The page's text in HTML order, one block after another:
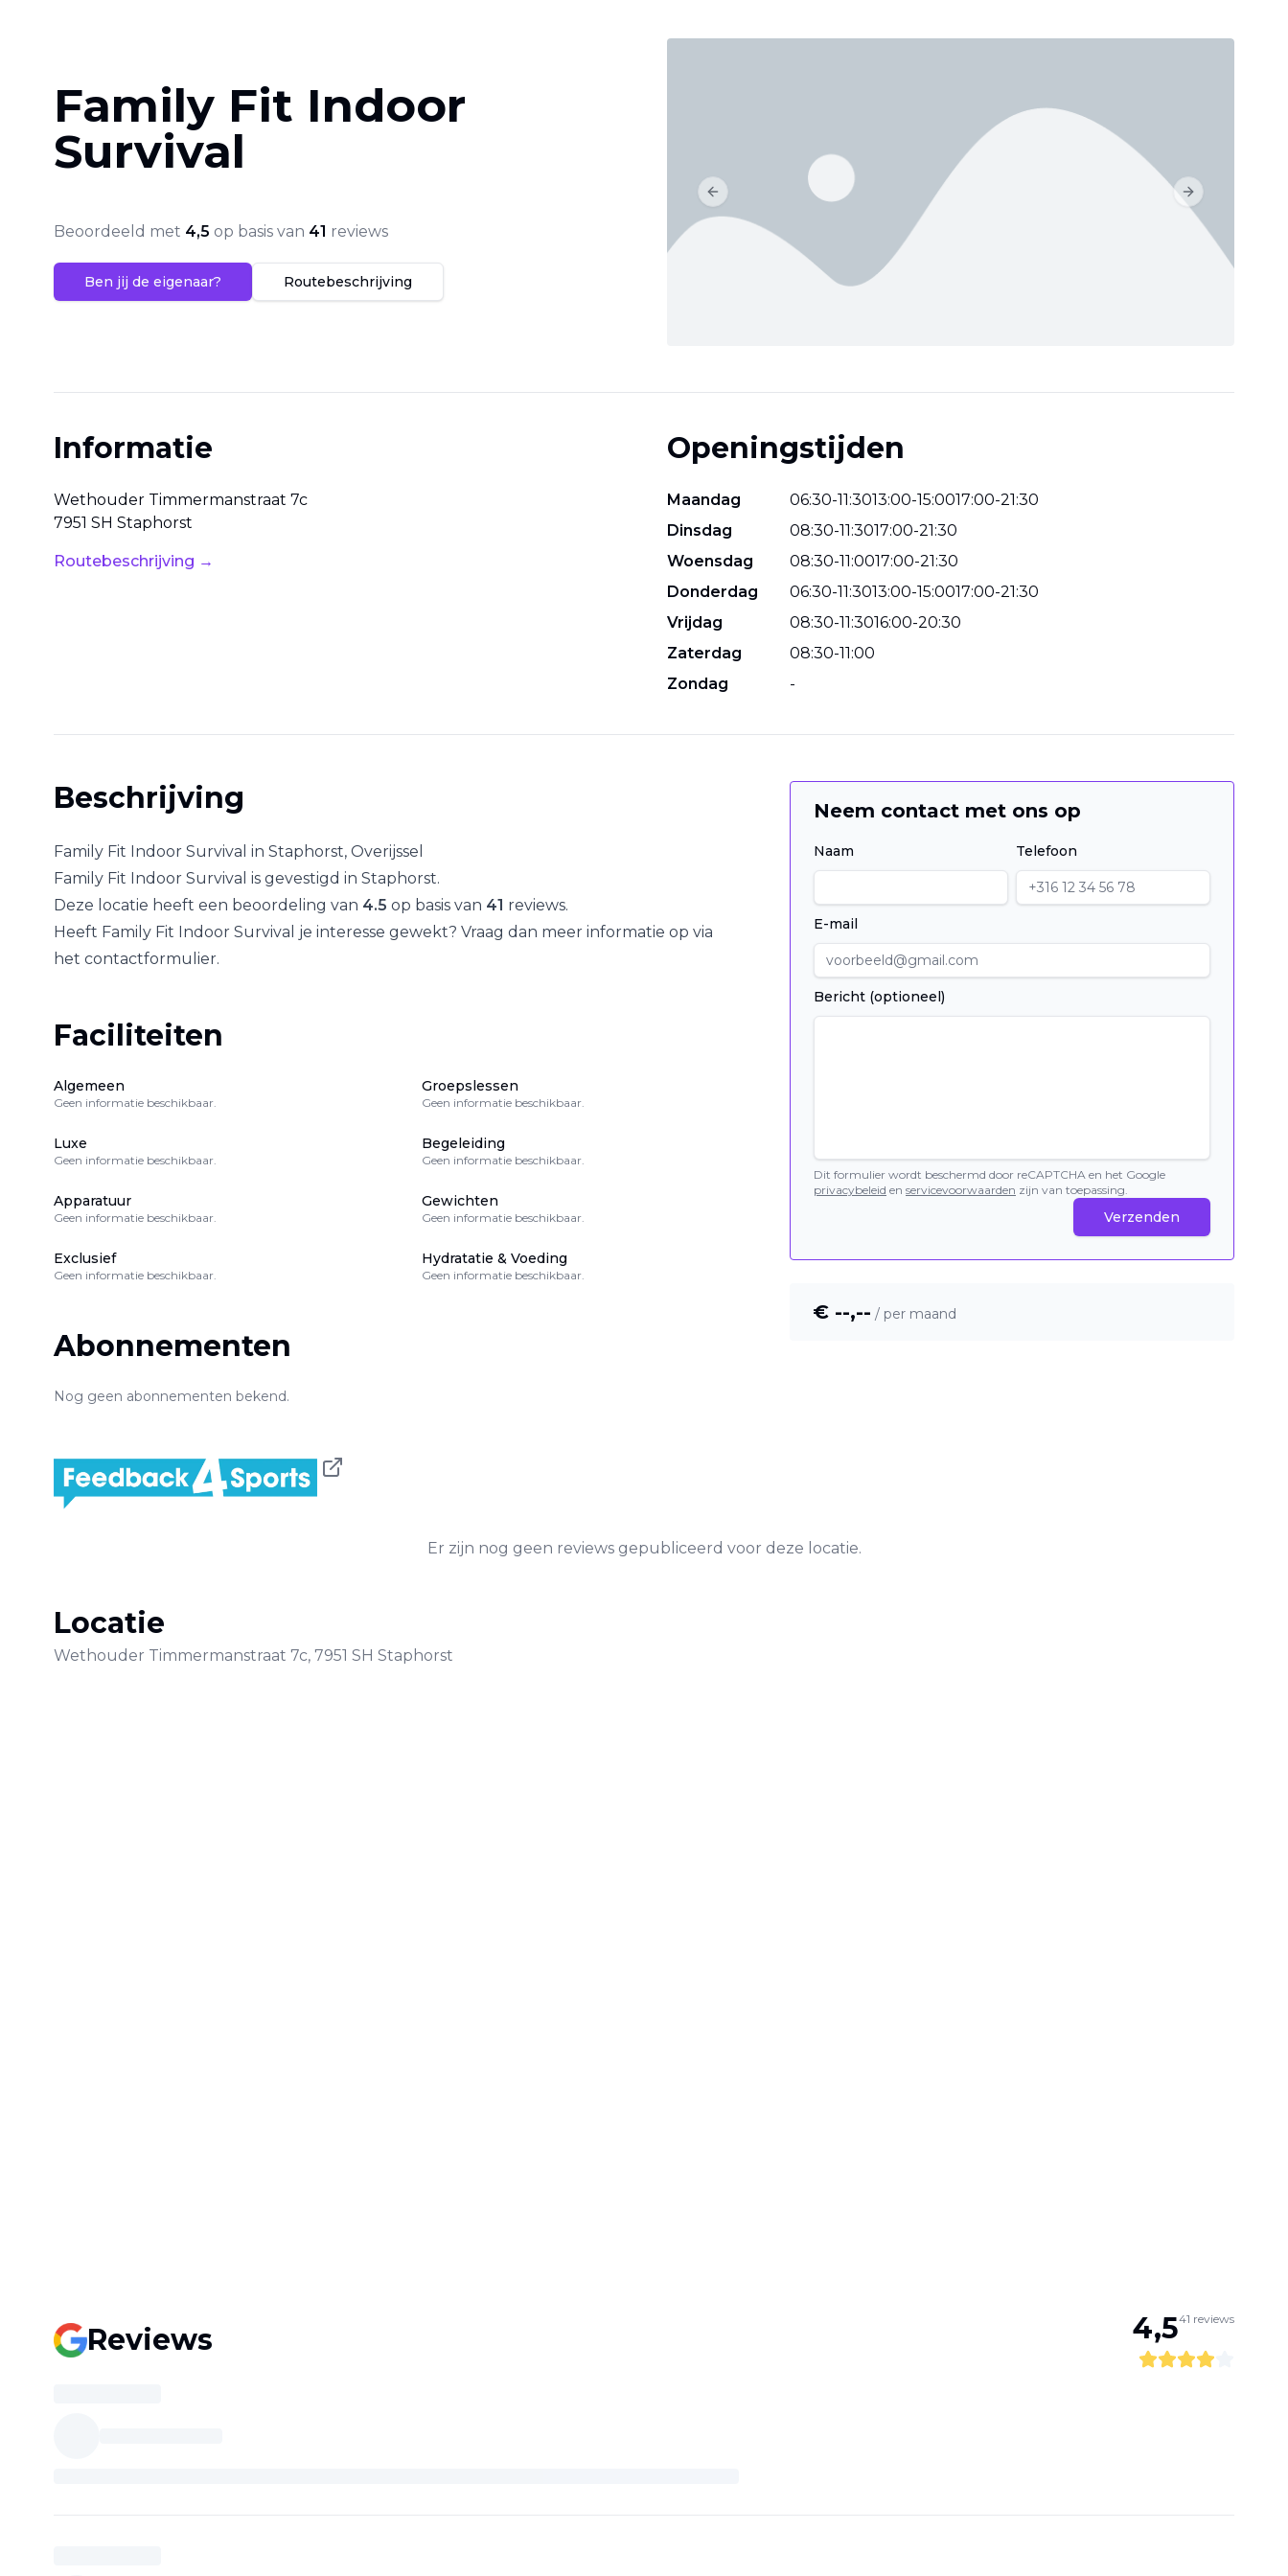
Family Fit Indoor
Survival
Beoordeeld met 4,5 op basis van 41 reviews
Ben jij de eigenaar? Routebeschrijving
Previous slide Next slide
Informatie
Wethouder Timmermanstraat 7c
7951 SH Staphorst
Routebeschrijving →
Openingstijden
Maandag 06:30-11:3013:00-15:0017:00-21:30
Dinsdag
08:30-11:3017:00-21:30
Woensdag
08:30-11:0017:00-21:30
Donderdag
06:30-11:3013:00-15:0017:00-21:30
Vrijdag
08:30-11:3016:00-20:30
Zaterdag
08:30-11:00
Zondag
-
Beschrijving
Family Fit Indoor Survival in Staphorst, Overijssel
Family Fit Indoor Survival is gevestigd in Staphorst.
Deze locatie heeft een beoordeling van 4.5 op basis van 41 reviews.
Heeft Family Fit Indoor Survival je interesse gewekt? Vraag dan meer informatie op via
het contactformulier.
Faciliteiten
Algemeen
Geen informatie beschikbaar.
Groepslessen
Geen informatie beschikbaar.
Luxe
Geen informatie beschikbaar.
Begeleiding
Geen informatie beschikbaar.
Apparatuur
Geen informatie beschikbaar.
Gewichten
Geen informatie beschikbaar.
Exclusief
Geen informatie beschikbaar.
Hydratatie & Voeding
Geen informatie beschikbaar.
Abonnementen
Nog geen abonnementen bekend.
Neem contact met ons op
Naam Telefoon
E-mail
Bericht (optioneel)
Dit formulier wordt beschermd door reCAPTCHA en het Google
privacybeleid en servicevoorwaarden zijn van toepassing.
Verzenden
€ --,-- / per maand
Er zijn nog geen reviews gepubliceerd voor deze locatie.
Locatie
Wethouder Timmermanstraat 7c, 7951 SH Staphorst
Reviews 4,541 reviews